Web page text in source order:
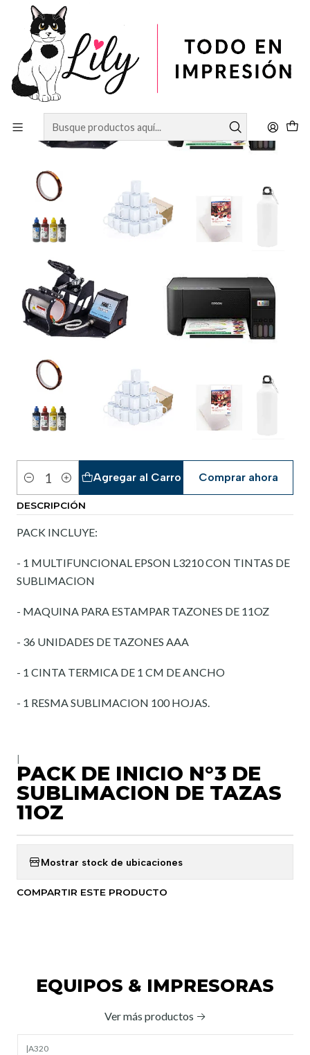
Inicio
SUBLIMACIÓN
PACK DE INICIO N°3 DE SUBLIMACION DE TAZAS 11OZ
Cantidad
Agregar al Carro Comprar ahora
DESCRIPCIÓN
PACK INCLUYE:
- 1 MULTIFUNCIONAL EPSON L3210 CON TINTAS DE
SUBLIMACION
- MAQUINA PARA ESTAMPAR TAZONES DE 11OZ
- 36 UNIDADES DE TAZONES AAA
- 1 CINTA TERMICA DE 1 CM DE ANCHO
- 1 RESMA SUBLIMACION 100 HOJAS.
PACK DE INICIO N°3 DE
SUBLIMACION DE TAZAS
11OZ
Mostrar stock de ubicaciones
COMPARTIR ESTE PRODUCTO
EQUIPOS & IMPRESORAS
Ver más productos
|A320